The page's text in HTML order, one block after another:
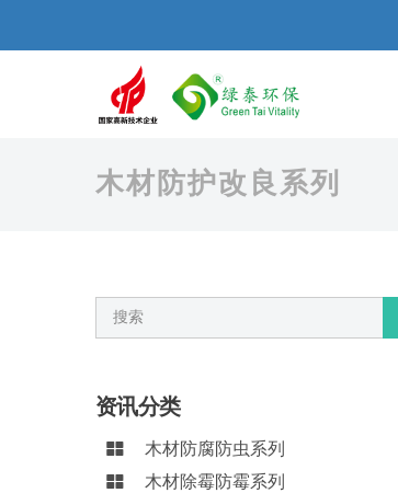
木材防护改良系列
资讯分类
木材防腐防虫系列
木材除霉防霉系列